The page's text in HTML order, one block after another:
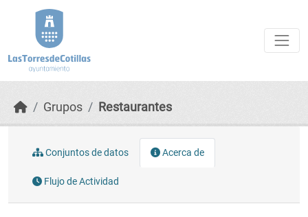
Grupos Restaurantes
Conjuntos de datos Acerca de
Flujo de Actividad